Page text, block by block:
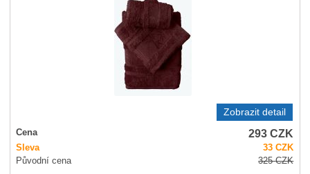
Zobrazit detail
Cena 293CZK
Sleva 33CZK
Původní cena
325CZK